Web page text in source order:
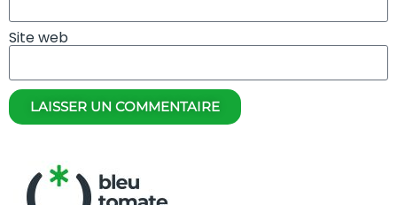
Site web
LAISSER UN COMMENTAIRE